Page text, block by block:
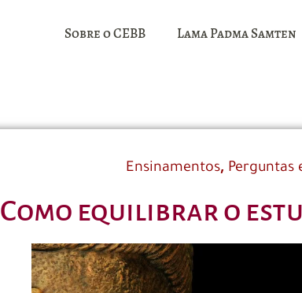
Sobre o CEBB Lama Padma Samten
Ensinamentos, Perguntas
Como equilibrar o